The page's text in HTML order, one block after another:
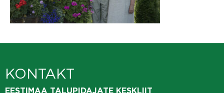
KONTAKT
EESTIMAA TALUPIDAJATE KESKLIIT